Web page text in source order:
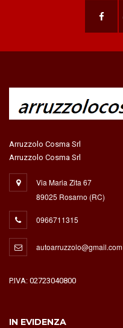
Arruzzolo Cosma Srl
Arruzzolo Cosma Srl
Via Maria Zita 67
89025 Rosarno (RC)
0966711315
autoarruzzolo@gmail.com
P.IVA: 02723040800
IN EVIDENZA